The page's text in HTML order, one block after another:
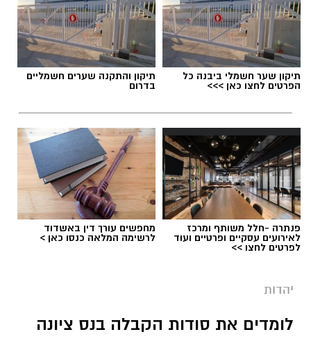
תיקון שער חשמלי ביבנה כל
הפרטים לחצו כאן >>>
תיקון והתקנה שערים חשמליים
בדרום
פנתרה -חלל משותף ומרכז
לאירועים עסקיים ופרטיים ועוד
לפרטים לחצו >>
מחפשים עורך דין באשדוד
לרשימה המלאה כנסו כאן >
יהדות
לומדים את סודות הקבלה בנס ציונה